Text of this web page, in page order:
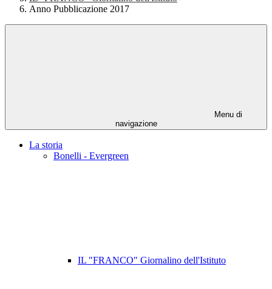
Anno Pubblicazione 2017
Menu di
navigazione
La storia
Bonelli - Evergreen
IL "FRANCO" Giornalino dell'Istituto